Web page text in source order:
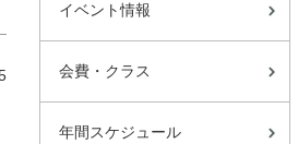
イベント情報
会費・クラス
年間スケジュール